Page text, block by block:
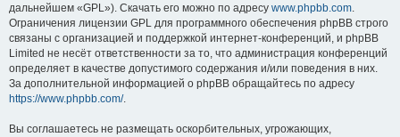
дальнейшем «GPL»). Скачать его можно по адресу www.phpbb.com.
Ограничения лицензии GPL для программного обеспечения phpBB строго
связаны с организацией и поддержкой интернет-конференций, и phpBB
Limited не несёт ответственности за то, что администрация конференций
определяет в качестве допустимого содержания и/или поведения в них.
За дополнительной информацией о phpBB обращайтесь по адресу
https://www.phpbb.com/.
Вы соглашаетесь не размещать оскорбительных, угрожающих,